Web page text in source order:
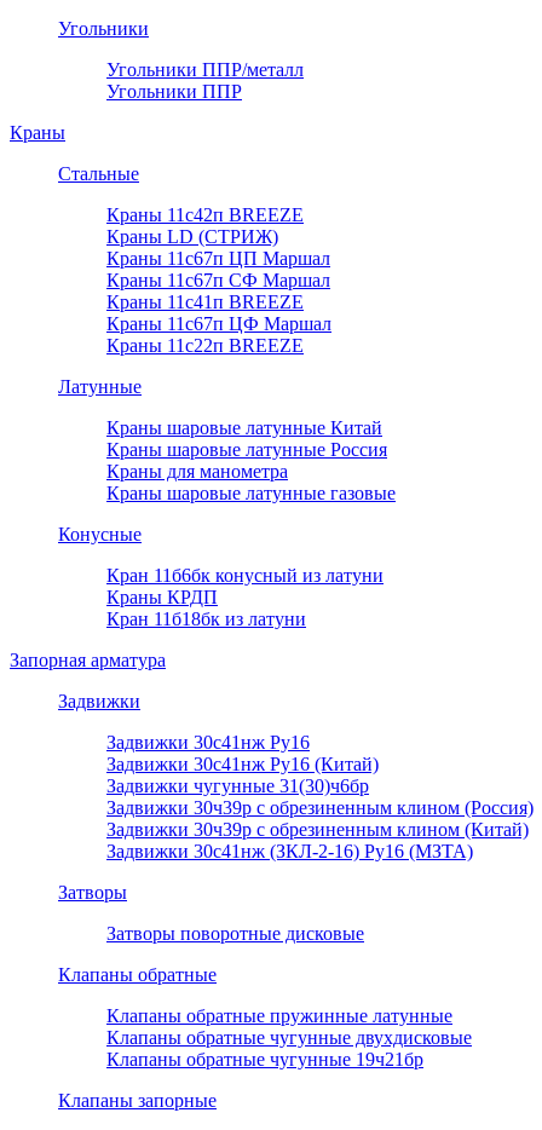
Угольники
Угольники ППР/металл
Угольники ППР
Краны
Стальные
Краны 11с42п BREEZE
Краны LD (СТРИЖ)
Краны 11с67п ЦП Маршал
Краны 11с67п СФ Маршал
Краны 11с41п BREEZE
Краны 11с67п ЦФ Маршал
Краны 11с22п BREEZE
Латунные
Краны шаровые латунные Китай
Краны шаровые латунные Россия
Краны для манометра
Краны шаровые латунные газовые
Конусные
Кран 11б6бк конусный из латуни
Краны КРДП
Кран 11б18бк из латуни
Запорная арматура
Задвижки
Задвижки 30с41нж Ру16
Задвижки 30с41нж Ру16 (Китай)
Задвижки чугунные 31(30)ч6бр
Задвижки 30ч39р с обрезиненным клином (Россия)
Задвижки 30ч39р с обрезиненным клином (Китай)
Задвижки 30с41нж (ЗКЛ-2-16) Ру16 (МЗТА)
Затворы
Затворы поворотные дисковые
Клапаны обратные
Клапаны обратные пружинные латунные
Клапаны обратные чугунные двухдисковые
Клапаны обратные чугунные 19ч21бр
Клапаны запорные